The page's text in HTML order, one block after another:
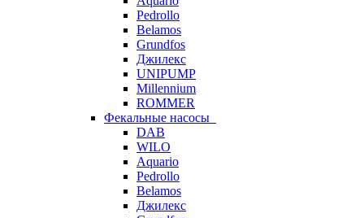
Pedrollo
Belamos
Grundfos
Джилекс
UNIPUMP
Millennium
ROMMER
Фекальные насосы
DAB
WILO
Aquario
Pedrollo
Belamos
Джилекс